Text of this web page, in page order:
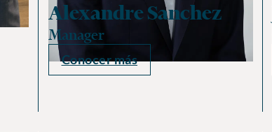
Alexandre Sanchez
Manager
Conocer más